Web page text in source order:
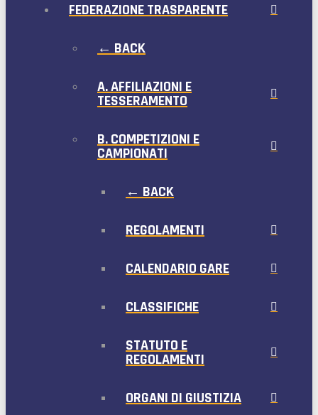
FEDERAZIONE TRASPARENTE
← BACK
A. AFFILIAZIONI E
TESSERAMENTO
B. COMPETIZIONI E
CAMPIONATI
← BACK
REGOLAMENTI
CALENDARIO GARE
CLASSIFICHE
STATUTO E
REGOLAMENTI
ORGANI DI GIUSTIZIA